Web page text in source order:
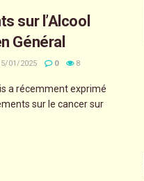
sur l’Alcool
Général
01/2025 0 8
a récemment exprimé
sur le cancer sur